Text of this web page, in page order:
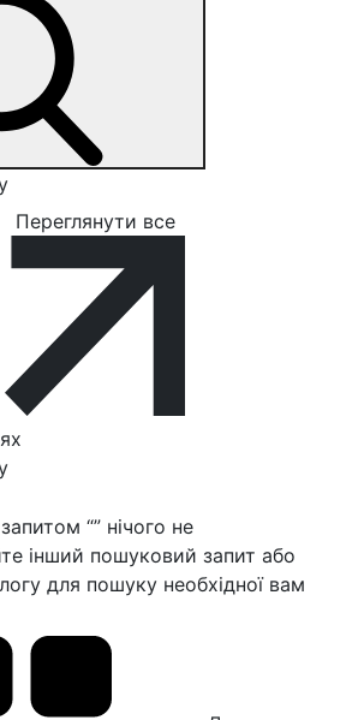
Переглянути все
“” нічого не
інший пошуковий запит або
для пошуку необхідної вам